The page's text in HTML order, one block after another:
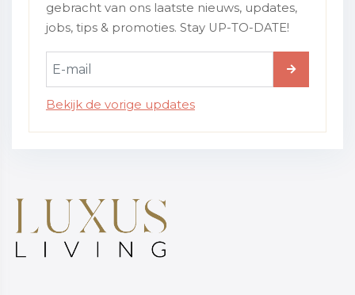
gebracht van ons laatste nieuws, updates,
jobs, tips & promoties. Stay UP-TO-DATE!
Bekijk de vorige updates